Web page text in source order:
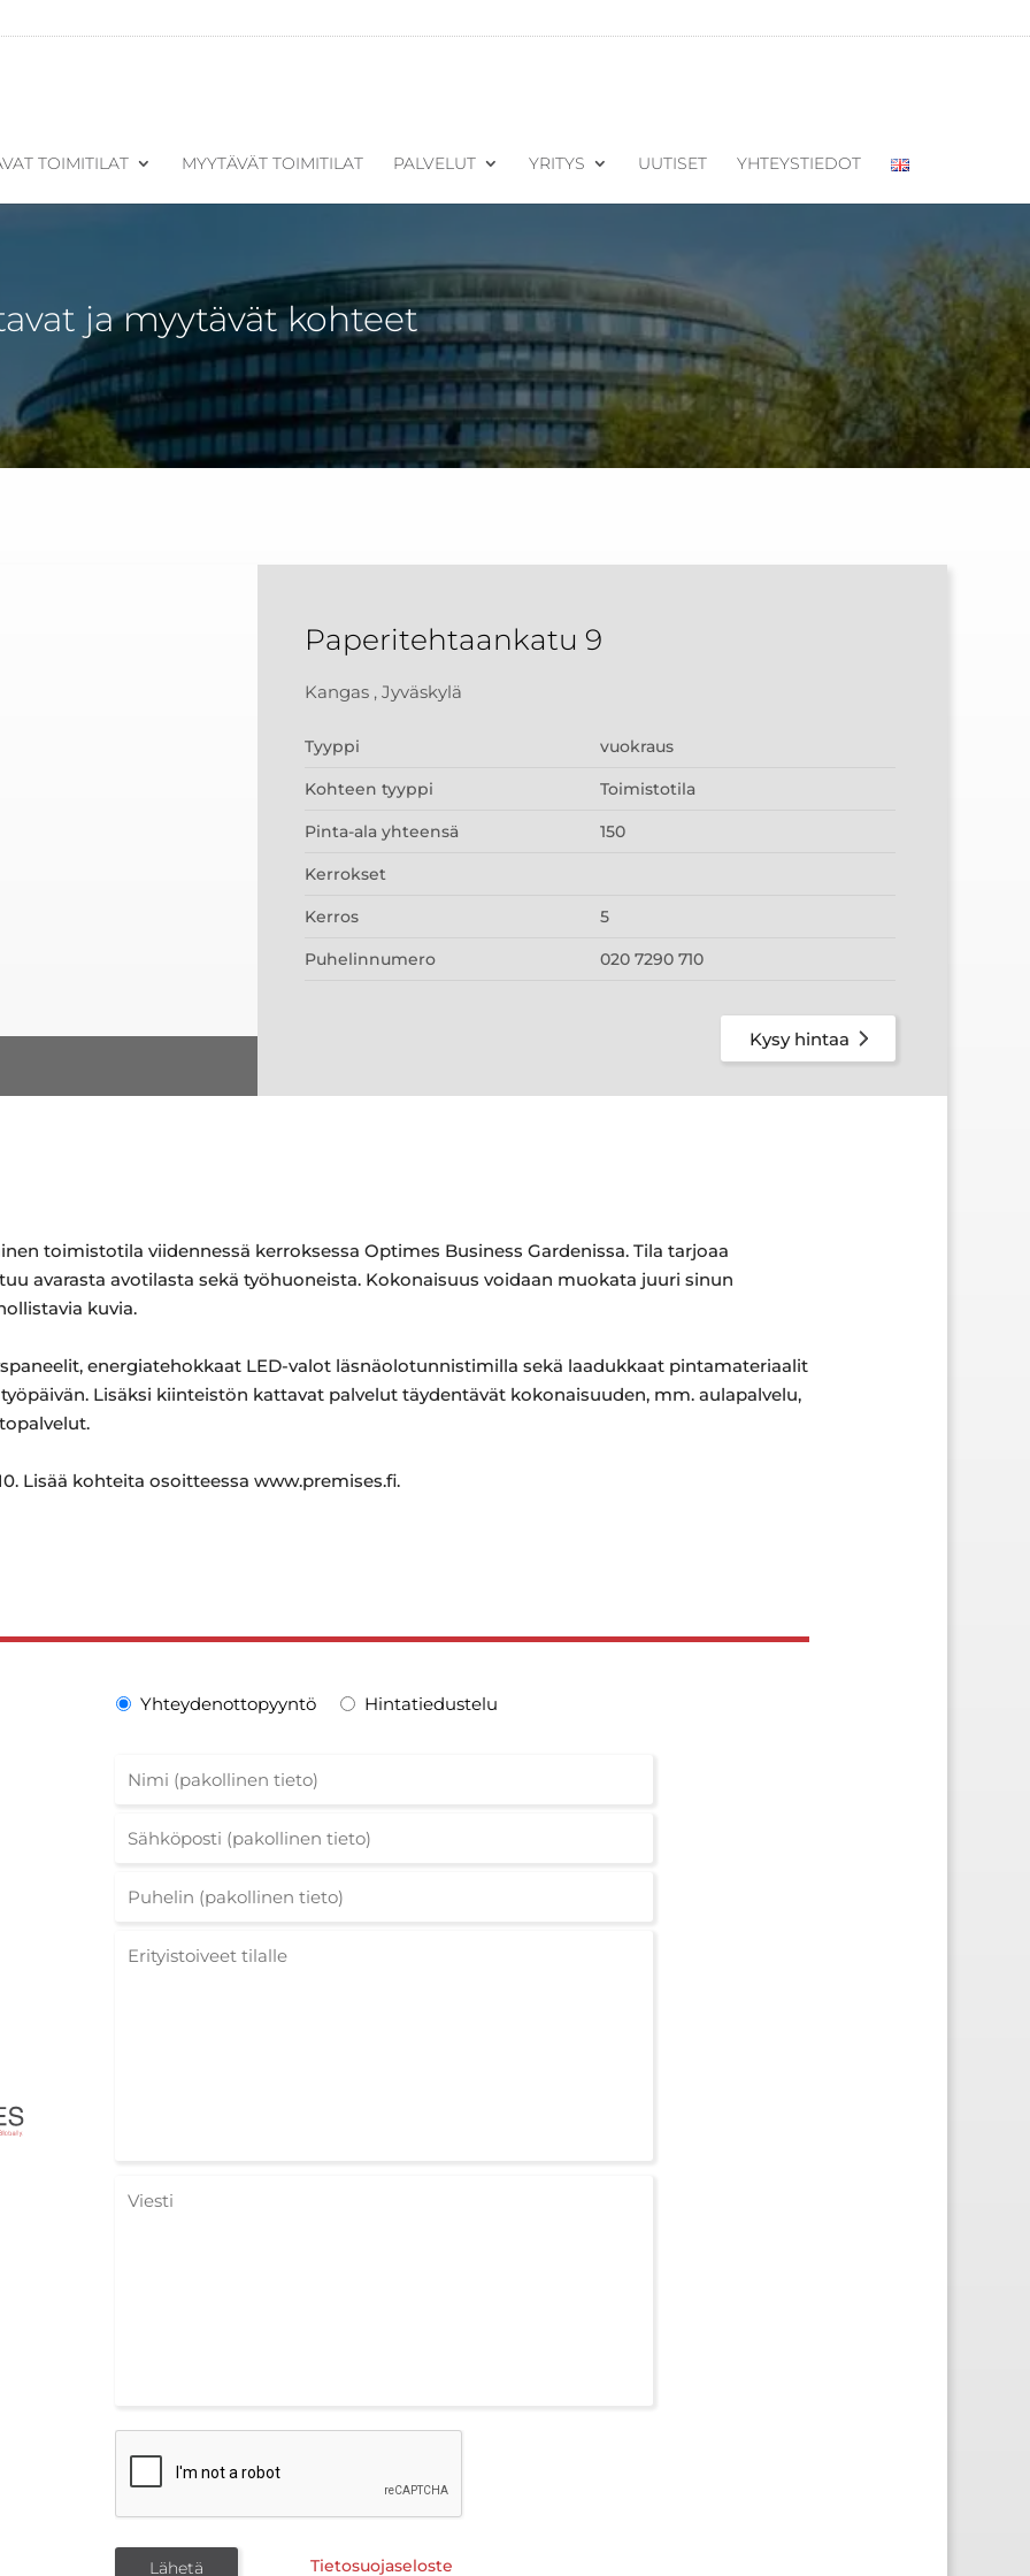
TOIMITILAT MYYTÄVÄT TOIMITILAT PALVELUT YRITYS UUTISET YHTEYSTIEDOT
ja myytävät kohteet
Paperitehtaankatu 9
Kangas , Jyväskylä
Tyyppi vuokraus
Kohteen tyyppi Toimistotila
Pinta-ala yhteensä 150
Kerrokset
Kerros 5
Puhelinnumero 020 7290 710
Kysy hintaa
toimistotila viidennessä kerroksessa Optimes Business Gardenissa. Tila tarjoaa
avarasta avotilasta sekä työhuoneista. Kokonaisuus voidaan muokata juuri sinun
kuvia.
energiatehokkaat LED-valot läsnäolotunnistimilla sekä laadukkaat pintamateriaalit
Lisäksi kiinteistön kattavat palvelut täydentävät kokonaisuuden, mm. aulapalvelu,
Lisää kohteita osoitteessa www.premises.fi.
Yhteydenottopyyntö Hintatiedustelu
Tietosuojaseloste